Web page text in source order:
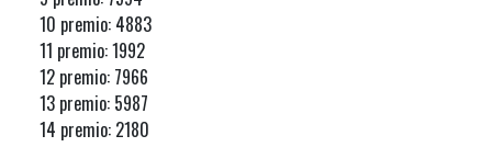
10 premio: 4883
11 premio: 1992
12 premio: 7966
13 premio: 5987
14 premio: 2180